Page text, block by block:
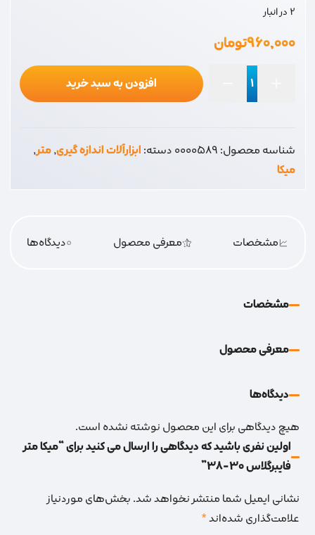
2 در انبار
۹۶۰,۰۰۰تومان
30-
38
افزودن به سبد خرید
شناسه محصول:0000589دسته:ابزارآلات اندازه گیری,متر,
میکا
مشخصات معرفی محصول 0دیدگاه‌‌ها
مشخصات
معرفی محصول
دیدگاه‌‌ها
هیچ دیدگاهی برای این محصول نوشته نشده است.
اولین نفری باشید که دیدگاهی را ارسال می کنید برای “میکا متر
فایبرگلاس 30-38”
نشانی ایمیل شما منتشر نخواهد شد.بخش‌های موردنیاز
علامت‌گذاری شده‌اند*